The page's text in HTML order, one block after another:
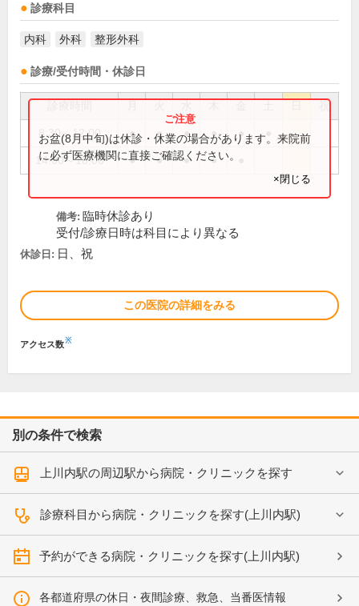
診療科目
内科 外科 整形外科
診療/受付時間・休診日
祝
8:30～12:00 ● ● ● ● ●
14:00～18:00 ● ● ● ●
お盆(8月中旬)は休診・休業の場合があります。来院前
に必ず医療機関に直接ご確認ください。
×閉じる
備考: 臨時休診あり
受付/診療日時は科目により異なる
休診日: 日、祝
この医院の詳細をみる
アクセス数※
別の条件で検索
上川内駅の周辺駅から病院・クリニックを探す
診療科目から病院・クリニックを探す(上川内駅)
予約ができる病院・クリニックを探す(上川内駅)
各都道府県の休日・夜間診療、救急、当番医情報